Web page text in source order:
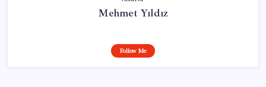
Mehmet Yıldız
Follow Me